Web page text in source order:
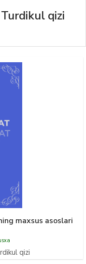
qizi
maxsus asoslari
qizi